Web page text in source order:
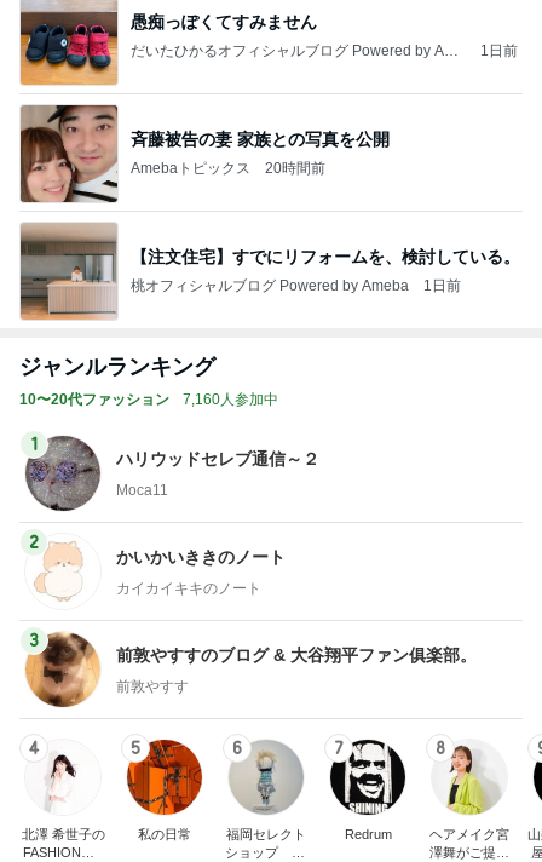
愚痴っぽくてすみません
だいたひかるオフィシャルブログ Powered by Ame
1日前
斉藤被告の妻 家族との写真を公開
Amebaトピックス 20時間前
【注文住宅】すでにリフォームを、検討している。
桃オフィシャルブログ Powered by Ameba 1日前
ジャンルランキング
10〜20代ファッション 7,160人参加中
1
ハリウッドセレブ通信～２
Moca11
2
かいかいききのノート
カイカイキキのノート
3
前敦やすすのブログ & 大谷翔平ファン俱楽部。
前敦やすす
4
北澤 希世子の
FASHION◆bl
5
私の日常
6
福岡セレクト
ショップ FL
7
Redrum
8
ヘアメイク宮
澤舞がご提案